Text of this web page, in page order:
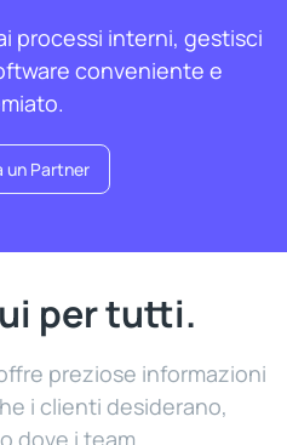
processi interni, gestisci
conveniente e
un Partner
per tutti.
preziose informazioni
i clienti desiderano,
dove i team